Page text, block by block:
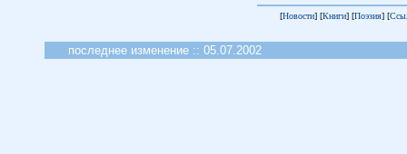
[Новости] [Книги] [Поэзия] [
последнее изменение :: 05.07.2002